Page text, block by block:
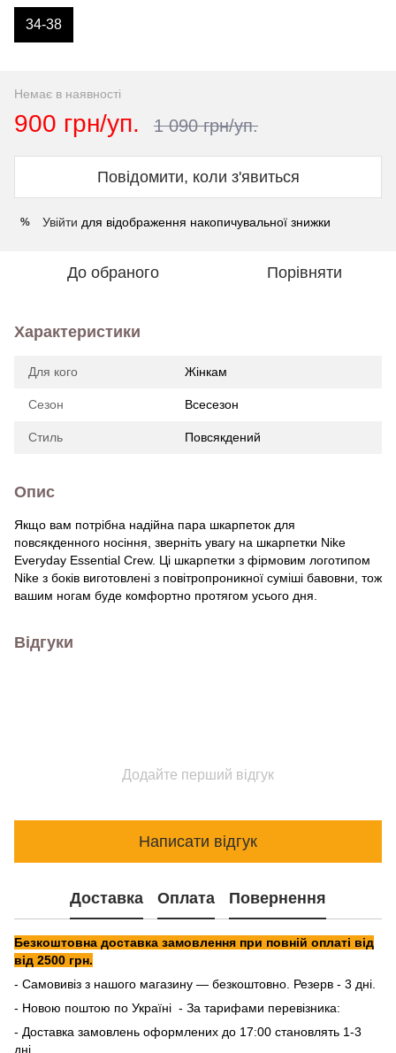
34-38
Немає в наявності
900 грн/уп. 1 090 грн/уп.
Повідомити, коли з'явиться
% Увійти для відображення накопичувальної знижки
До обраного Порівняти
Характеристики
Для кого Жінкам
Сезон Всесезон
Стиль Повсякдений
Опис
Якщо вам потрібна надійна пара шкарпеток для
повсякденного носіння, зверніть увагу на шкарпетки Nike
Everyday Essential Crew. Ці шкарпетки з фірмовим логотипом
Nike з боків виготовлені з повітропроникної суміші бавовни, тож
вашим ногам буде комфортно протягом усього дня.
Відгуки
Додайте перший відгук
Написати відгук
Доставка Оплата Повернення
Безкоштовна доставка замовлення при повній оплаті від
від 2500 грн.
- Самовивіз з нашого магазину — безкоштовно. Резерв - 3 дні.
- Новою поштою по Україні - За тарифами перевізника:
- Доставка замовлень оформлених до 17:00 становлять 1-3
дні.